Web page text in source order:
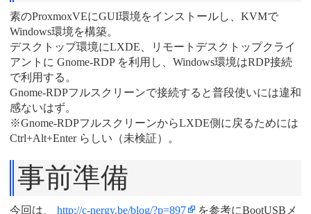
素のProxmoxVEにGUI環境をインストールし、KVMで
Windows環境を構築。
デスクトップ環境にLXDE、リモートデスクトップクライ
アントに Gnome-RDP を利用し、Windows環境はRDP接続
で利用する。
Gnome-RDPフルスクリーンで接続すると普段使いには違和
感ないはず。
※Gnome-RDPフルスクリーンからLXDE側に戻るためには
Ctrl+Alt+Enter らしい（未検証）。
事前準備
今回は、 http://c-nergy.be/blog/?p=897
を参考にBootUSBメ